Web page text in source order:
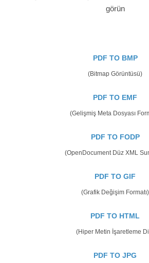
görün
PDF TO BMP
(Bitmap Görüntüsü)
PDF TO EMF
(Gelişmiş Meta Dosyası
PDF TO FODP
(OpenDocument Düz XML
PDF TO GIF
(Grafik Değişim Formatı)
PDF TO HTML
(Hiper Metin İşaretleme
PDF TO JPG